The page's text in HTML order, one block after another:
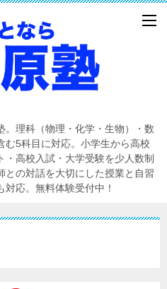
。理科（物理・化学・生物）・数
む5科目に対応。小学生から高校
高校入試・大学受験を少人数制
との対話を大切にした授業と自習
応。無料体験受付中！